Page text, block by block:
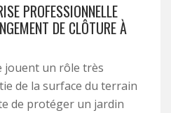
PROFESSIONNELLE
DE CLÔTURE À
jouent un rôle très
de la surface du terrain
de protéger un jardin